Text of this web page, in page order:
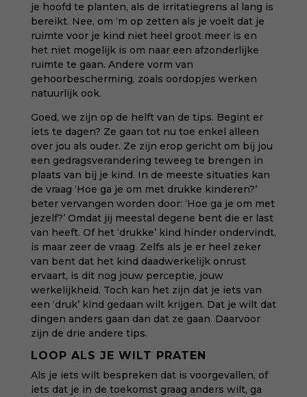
je hoofd te planten, als de irritatiegrens al lang is
bereikt. Nee, om ‘m op zetten als je voelt dat je
ruimte voor je kind niet heel groot meer is en
het niet mogelijk is om naar een afzonderlijke
ruimte te gaan. Andere vorm van
gehoorbescherming, zoals oordopjes werken
natuurlijk ook.
Goed, we zijn op de helft van de tips. Begint er
iets te dagen? Ze gaan tot nu toe enkel alleen
over jou als ouder. Ze zijn erop gericht om bij jou
een gedragsverandering teweeg te brengen in
plaats van bij je kind. In de meeste situaties kan
de vraag ‘Hoe ga je om met drukke kinderen?’
beter vervangen worden door: ‘Hoe ga je om met
jezelf?’ Omdat jij meestal degene bent die er last
van heeft. Of het ‘drukke’ kind hinder ondervindt,
is maar zeer de vraag. Zelfs als je er heel zeker
van bent dat het kind daadwerkelijk onrust
ervaart, is dit nog jouw perceptie, jouw
werkelijkheid. Toch kan het zijn dat je iets van
een ‘druk’ kind gedaan wilt krijgen. Dat je wilt dat
dingen anders gaan dan dat ze gaan. Daarvoor
zijn de drie andere tips.
LOOP ALS JE WILT PRATEN
Als je iets wilt bespreken dat is voorgevallen, of
iets dat je in de toekomst graag anders wilt, ga